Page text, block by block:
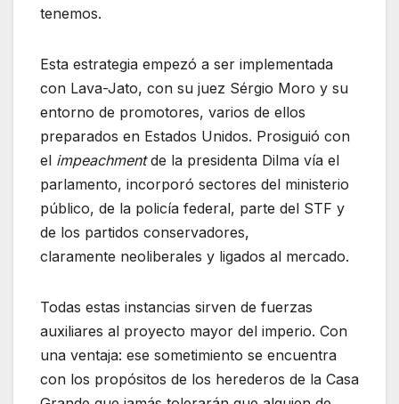
tenemos.
Esta estrategia empezó a ser implementada
con Lava-Jato, con su juez Sérgio Moro y su
entorno de promotores, varios de ellos
preparados en Estados Unidos. Prosiguió con
el impeachmentde la presidenta Dilma vía el
parlamento, incorporó sectores del ministerio
público, de la policía federal, parte del STF y
de los partidos conservadores,
claramente neoliberales y ligados al mercado.
Todas estas instancias sirven de fuerzas
auxiliares al proyecto mayor del imperio. Con
una ventaja: ese sometimiento se encuentra
con los propósitos de los herederos de la Casa